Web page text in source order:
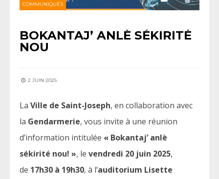
COMMUNIQUÉS
BOKANTAJ’ ANLÈ SÉKIRITÉ
NOU
2 JUIN 2025
La Ville de Saint-Joseph, en collaboration avec
la Gendarmerie, vous invite à une réunion
d’information intitulée « Bokantaj’ anlè
sékirité nou! », le vendredi 20 juin 2025,
de 17h30 à 19h30, à l’auditorium Lisette